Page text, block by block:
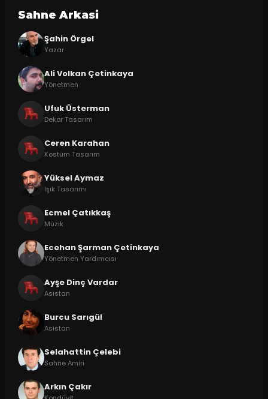
Sahne Arkasi
Şahin Örgel
Yazar
Ali Volkan Çetinkaya
Yönetmen
Ufuk Üsterman
Dekor Tasarım
Ceren Karahan
Kostüm Tasarım
Yüksel Aymaz
Işık Tasarımı
Ecmel Çatıkkaş
Müzik
Ecehan Şarman Çetinkaya
Yönetmen Yardımcısı
Ayşe Dinç Vardar
Asistan
Burcu Sarıgül
Asistan
Selahattin Çelebi
Sahne Amiri
Arkın Çakır